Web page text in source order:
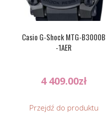
Casio G-Shock MTG-B3000B
-1AER
4 409.00zł
Przejdź do produktu